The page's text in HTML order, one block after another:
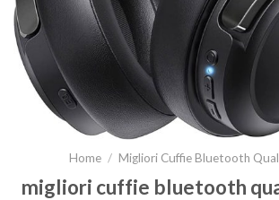
Home / Migliori Cuffie Bluetooth
migliori cuffie bluetooth